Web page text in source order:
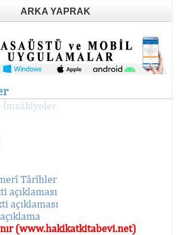
ARKA YAPRAK
İmsâkiyeler
Târîhler
açıklaması
açıklaması
(www.hakikatkitabevi.net)